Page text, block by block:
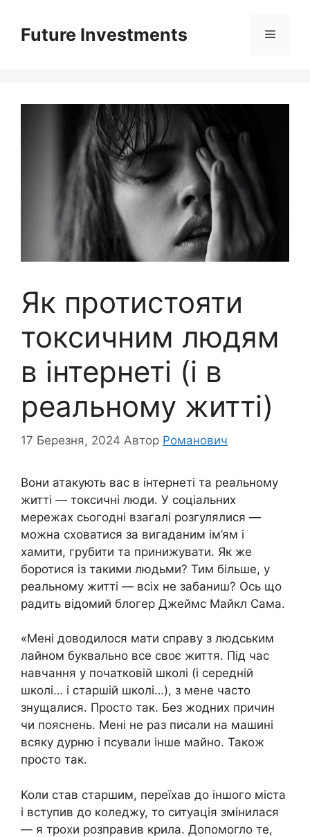
вмістуFuture Investments Меню
Як протистояти
токсичним людям
в інтернеті (і в
реальному житті)
17 Березня, 2024 Автор Романович
Вони атакують вас в інтернеті та реальному
житті — токсичні люди. У соціальних
мережах сьогодні взагалі розгулялися —
можна сховатися за вигаданим ім’ям і
хамити, грубити та принижувати. Як же
боротися із такими людьми? Тим більше, у
реальному житті — всіх не забаниш? Ось що
радить відомий блогер Джеймс Майкл Сама.
«Мені доводилося мати справу з людським
лайном буквально все своє життя. Під час
навчання у початковій школі (і середній
школі… і старшій школі…), з мене часто
знущалися. Просто так. Без жодних причин
чи пояснень. Мені не раз писали на машині
всяку дурню і псували інше майно. Також
просто так.
Коли став старшим, переїхав до іншого міста
і вступив до коледжу, то ситуація змінилася
— я трохи розправив крила. Допомогло те,